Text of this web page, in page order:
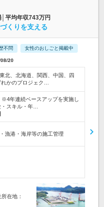
平均年収743万円
くりを支える
不問 女性のおしごと掲載中
20
北、北海道、関西、中国、四
かのプロジェク…
※4年連続ベースアップを実施し
スキル・年…
漁港・海岸等の施工管理
在地：